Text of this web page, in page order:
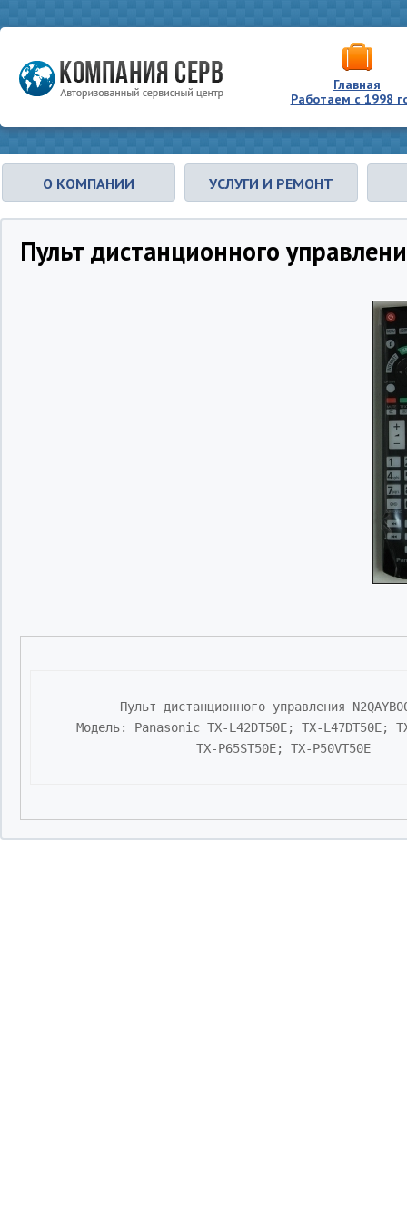
Главная
Работаем с 1998
О КОМПАНИИ УСЛУГИ И РЕМОНТ
Пульт дистанционного
Пульт дистанционного управления
Модель: Panasonic TX-L42DT50E; TX-L47DT50E;
TX-P65ST50E; TX-P50VT50E